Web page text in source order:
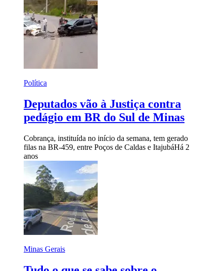
Política
Deputados vão à Justiça contra
pedágio em BR do Sul de Minas
Cobrança, instituída no início da semana, tem gerado
filas na BR-459, entre Poços de Caldas e ItajubáHá 2
anos
Minas Gerais